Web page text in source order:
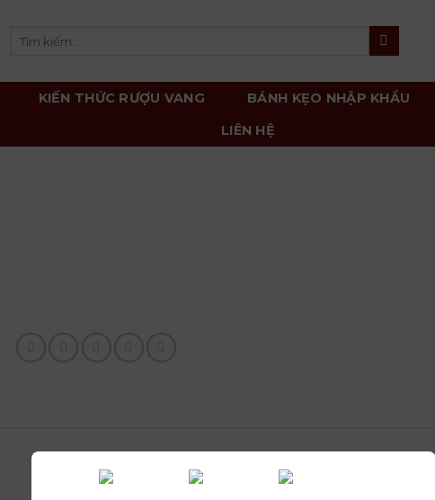
KIẾN THỨC RƯỢU VANG BÁNH KẸO NHẬP KHẨU
LIÊN HỆ